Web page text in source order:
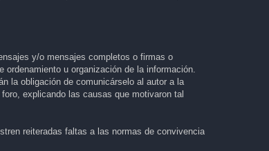
y/o mensajes completos o firmas o
u organización de la información.
la obligación de comunicárselo al autor a la
explicando las causas que motivaron tal
reiteradas faltas a las normas de convivencia